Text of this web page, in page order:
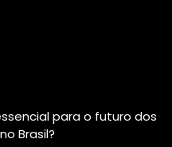
para o futuro dos
Brasil?